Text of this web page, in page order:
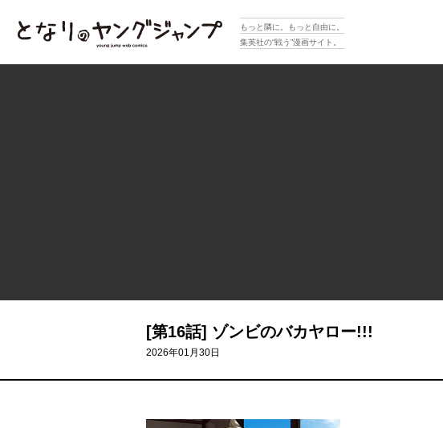
となりのヤングジャンプ
もっと隣に。もっと自由に。
集英社の“戦う”漫画サイト。
[第16話] ゾンビのバカヤロー!!!
2026年01月30日